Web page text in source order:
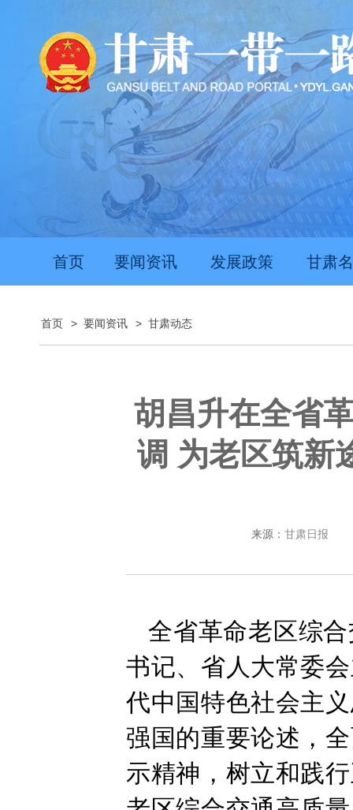
首页 要闻资讯 发展政策 甘肃
首页 > 要闻资讯 > 甘肃动态
胡昌升在全省
调 为老区筑新
来源： 甘肃日报
全省革命老区综
书记、省人大常委
代中国特色社会主
强国的重要论述，
示精神，树立和践